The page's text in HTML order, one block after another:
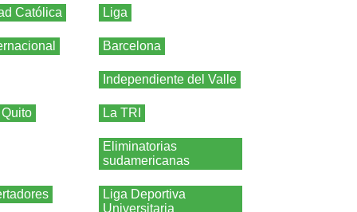
Católica Liga
Barcelona
Independiente del Valle
La TRI
Eliminatorias
sudamericanas
Liga Deportiva
Universitaria